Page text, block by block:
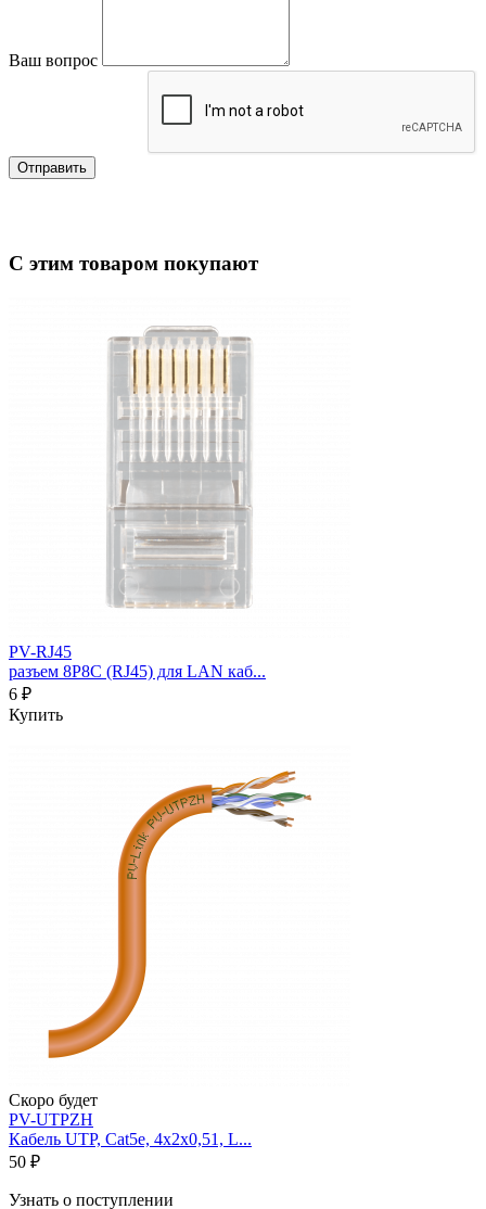
Ваш вопрос
Отправить
С этим товаром покупают
PV-RJ45
разъем 8P8C (RJ45) для LAN каб...
6 ₽
Купить
Скоро будет
PV-UTPZH
Кабель UTP, Cat5e, 4х2х0,51, L...
50 ₽
Узнать о поступлении